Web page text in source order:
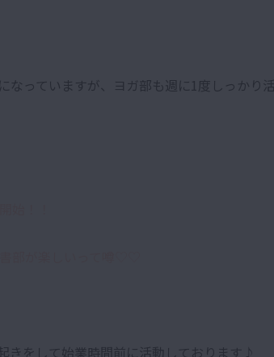
なっていますが、ヨガ部も週に1度しっかり
きをして始業時間前に活動しております♪